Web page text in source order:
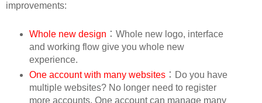
improvements:
Whole new design ：Whole new logo, interface
and working flow give you whole new
experience.
One account with many websites：Do you have
multiple websites? No longer need to register
more accounts. One account can manage many